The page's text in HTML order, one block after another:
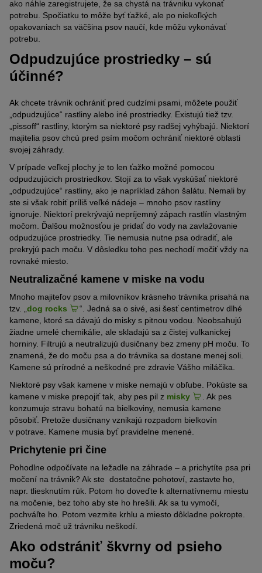
ako náhle zaregistrujete, že sa chystá na trávniku vykonať
potrebu. Spočiatku to môže byť ťažké, ale po niekoľkých
opakovaniach sa väčšina psov naučí, kde môžu vykonávať
potrebu.
Odpudzujúce prostriedky – sú
účinné?
Ak chcete trávnik ochrániť pred cudzími psami, môžete použiť
„odpudzujúce“ rastliny alebo iné prostriedky. Existujú tiež tzv.
„pissoff“ rastliny, ktorým sa niektoré psy radšej vyhýbajú. Niektorí
majitelia psov chcú pred psím močom ochrániť niektoré oblasti
svojej záhrady.
V prípade veľkej plochy je to len ťažko možné pomocou
odpudzujúcich prostriedkov. Stojí za to však vyskúšať niektoré
„odpudzujúce“ rastliny, ako je napríklad záhon šalátu. Nemali by
ste si však robiť príliš veľké nádeje – mnoho psov rastliny
ignoruje. Niektorí prekrývajú nepríjemný zápach rastlín vlastným
močom. Ďalšou možnosťou je pridať do vody na zavlažovanie
odpudzujúce prostriedky. Tie nemusia nutne psa odradiť, ale
prekryjú pach moču. V dôsledku toho pes nechodí močiť vždy na
rovnaké miesto.
Neutralizačné kamene v miske na vodu
Mnoho majiteľov psov a milovníkov krásneho trávnika prisahá na
tzv. „ dog rocks
“. Jedná sa o sivé, asi šesť centimetrov dlhé
kamene, ktoré sa dávajú do misky s pitnou vodou. Neobsahujú
žiadne umelé chemikálie, ale skladajú sa z čistej vulkanickej
horniny. Filtrujú a neutralizujú dusičnany bez zmeny pH moču. To
znamená, že do moču psa a do trávnika sa dostane menej soli.
Kamene sú prírodné a neškodné pre zdravie Vášho miláčika.
Niektoré psy však kamene v miske nemajú v obľube. Pokúste sa
kamene v miske prepojiť tak, aby pes pil z misky
. Ak pes
konzumuje stravu bohatú na bielkoviny, nemusia kamene
pôsobiť. Pretože dusičnany vznikajú rozpadom bielkovín
v potrave. Kamene musia byť pravidelne menené.
Prichytenie pri čine
Pohodlne odpočívate na ležadle na záhrade – a prichytíte psa pri
močení na trávnik? Ak ste dostatočne pohotoví, zastavte ho,
napr. tliesknutím rúk. Potom ho doveďte k alternatívnemu miestu
na močenie, bez toho aby ste ho hrešili. Ak sa tu vymočí,
pochváľte ho. Potom vezmite krhlu a miesto dôkladne pokropte.
Zriedená moč už trávniku neškodí.
Ako odstrániť škvrny od psieho
moču?